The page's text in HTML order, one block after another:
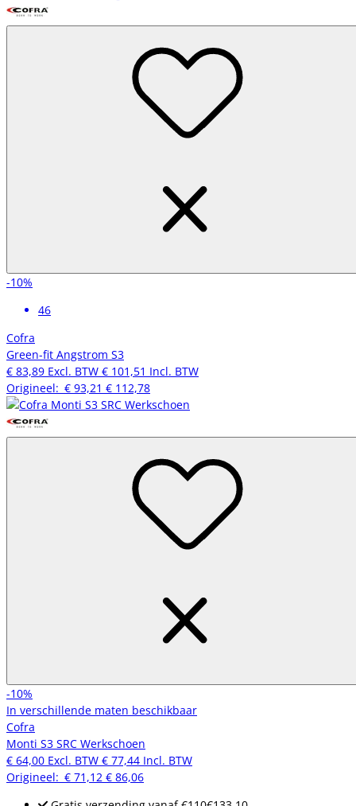
-10%
46
Cofra
Green-fit Angstrom S3
€ 83,89 Excl. BTW € 101,51 Incl. BTW
Origineel: € 93,21 € 112,78
-10%
In verschillende maten beschikbaar
Cofra
Monti S3 SRC Werkschoen
€ 64,00 Excl. BTW € 77,44 Incl. BTW
Origineel: € 71,12 € 86,06